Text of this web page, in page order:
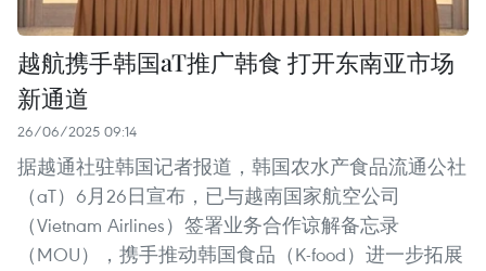
越航携手韩国aT推广韩食 打开东南亚市场
新通道
26/06/2025 09:14
据越通社驻韩国记者报道，韩国农水产食品流通公社
（aT）6月26日宣布，已与越南国家航空公司
（Vietnam Airlines）签署业务合作谅解备忘录
（MOU），携手推动韩国食品（K-food）进一步拓展